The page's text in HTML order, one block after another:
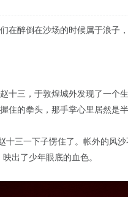
醉倒在沙场的时候属于浪子
十三，于敦煌城外发现了一
住的拳头，那手掌心里居然是
十三一下子愣住了。帐外的风
出了少年眼底的血色。